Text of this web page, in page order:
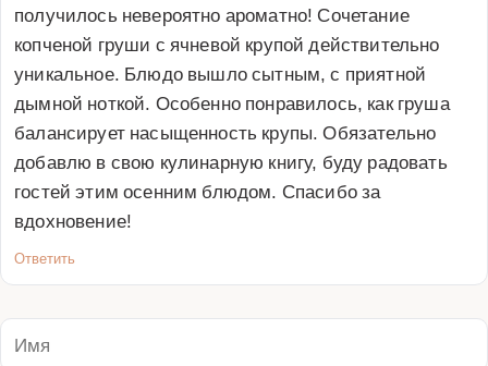
получилось невероятно ароматно! Сочетание
копченой груши с ячневой крупой действительно
уникальное. Блюдо вышло сытным, с приятной
дымной ноткой. Особенно понравилось, как груша
балансирует насыщенность крупы. Обязательно
добавлю в свою кулинарную книгу, буду радовать
гостей этим осенним блюдом. Спасибо за
вдохновение!
Ответить